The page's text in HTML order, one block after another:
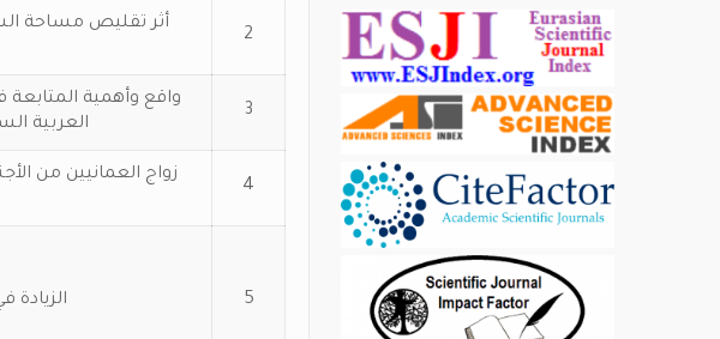
أثر تقليص مساحة
2
واقع وأهمية المتابعة
العربية
3
زواج العمانيين من
4
الزيادة 5